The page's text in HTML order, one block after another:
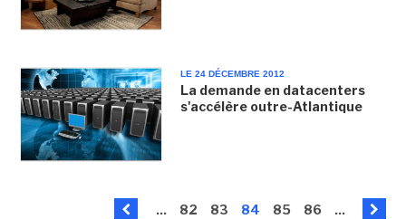
LE 24 DÉCEMBRE 2012
La demande en datacenters
s'accélère outre-Atlantique
... 82 83 84 85 86 ...